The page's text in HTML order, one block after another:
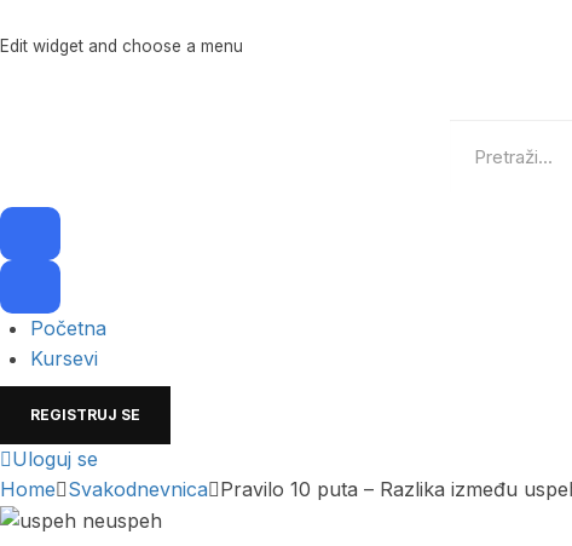
Edit widget and choose a menu
Početna
Kursevi
REGISTRUJ SE
Uloguj se
Home Svakodnevnica Pravilo 10 puta – Razlika između